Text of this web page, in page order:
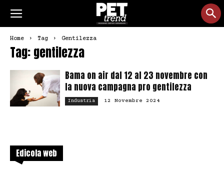
Home Tag Gentilezza
Tag: gentilezza
Bama on air dal 12 al 23 novembre con
la nuova campagna pro gentilezza
Industria 12 Novembre 2024
Edicola web